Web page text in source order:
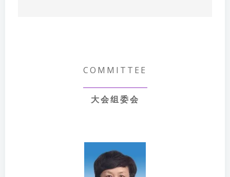
COMMITTEE
大会组委会